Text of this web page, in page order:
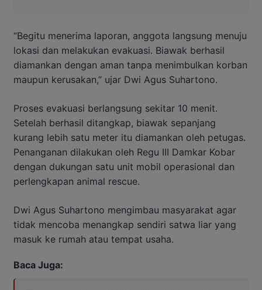
“Begitu menerima laporan, anggota langsung menuju
lokasi dan melakukan evakuasi. Biawak berhasil
diamankan dengan aman tanpa menimbulkan korban
maupun kerusakan,” ujar Dwi Agus Suhartono.
Proses evakuasi berlangsung sekitar 10 menit.
Setelah berhasil ditangkap, biawak sepanjang
kurang lebih satu meter itu diamankan oleh petugas.
Penanganan dilakukan oleh Regu III Damkar Kobar
dengan dukungan satu unit mobil operasional dan
perlengkapan animal rescue.
Dwi Agus Suhartono mengimbau masyarakat agar
tidak mencoba menangkap sendiri satwa liar yang
masuk ke rumah atau tempat usaha.
Baca Juga: